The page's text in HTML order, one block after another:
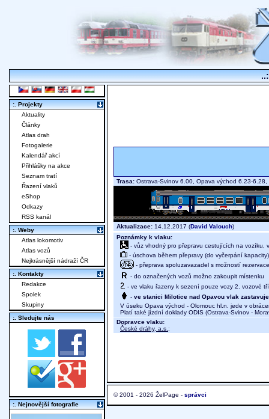
Trasa: Ostrava-Svinov 6.00, Opava východ 6.23-
Aktualizace: 14.12.2017 (David Valouch)
Poznámky k vlaku:
- vůz vhodný pro přepravu cestujících na vozíku,
- úschova během přepravy (do vyčerpání kapacity)
- přeprava spoluzavazadel s možností
- do označených vozů možno zakoupit místenku
- ve vlaku řazeny k sezení pouze vozy 2. vozové
- ve stanici Milotice nad Opavou vlak
V úseku Opava východ - Olomouc hl.n. jede v
Platí také jízdní doklady ODIS (Ostrava-Svinov -
Dopravce vlaku:
České dráhy, a.s. ;
© 2001 - 2026 ŽelPage - správci
:. Projekty
Aktuality
Články
Atlas drah
Fotogalerie
Kalendář akcí
Přihlášky na akce
Seznam tratí
Řazení vlaků
eShop
Odkazy
RSS kanál
:. Weby
Atlas lokomotiv
Atlas vozů
Nejkrásnější nádraží ČR
:. Kontakty
Redakce
Spolek
Skupiny
:. Sledujte nás
:. Nejnovější fotografie